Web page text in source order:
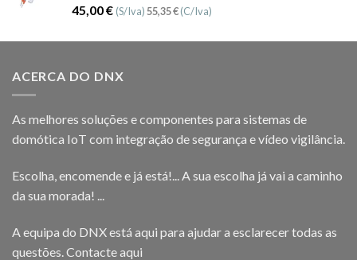
Avaliação
5.00
de 5
45,00€ (S/Iva)55,35€(C/Iva)
ACERCA DO DNX
As melhores soluções e componentes para sistemas de
domótica IoT com integração de segurança e vídeo vigilância.
Escolha, encomende e já está!... A sua escolha já vai a caminho
da sua morada! ...
A equipa do DNX está aqui para ajudar a esclarecer todas as
questões. Contacte aqui